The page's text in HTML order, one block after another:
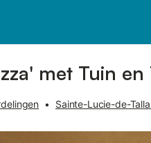
met Tuin en
• Sainte-Lucie-de-